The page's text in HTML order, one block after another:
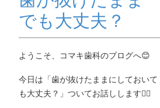
でも大丈夫？
ようこそ、コマキ歯科のブログへ😊
今日は「歯が抜けたままにしておいて
も大丈夫？」ついてお話しします☝🏻